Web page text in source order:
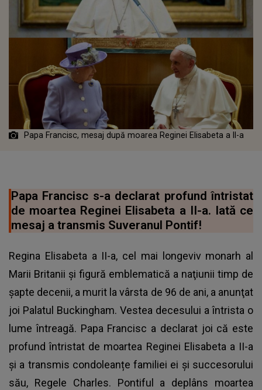
Papa Francisc, mesaj după moarea Reginei Elisabeta a II-a
Papa Francisc s-a declarat profund întristat
de moartea Reginei Elisabeta a II-a. Iată ce
mesaj a transmis Suveranul Pontif!
Regina Elisabeta a II-a, cel mai longeviv monarh al
Marii Britanii şi figură emblematică a naţiunii timp de
şapte decenii, a murit la vârsta de 96 de ani, a anunţat
joi Palatul Buckingham. Vestea decesului a întrista o
lume întreagă. Papa Francisc a declarat joi că este
profund întristat de moartea Reginei Elisabeta a II-a
și a transmis condoleanțe familiei ei și succesorului
său, Regele Charles. Pontiful a deplâns moartea